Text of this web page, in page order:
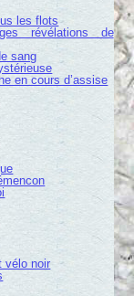
les flots
révélations de
sang
en cours d’assise
vélo noir